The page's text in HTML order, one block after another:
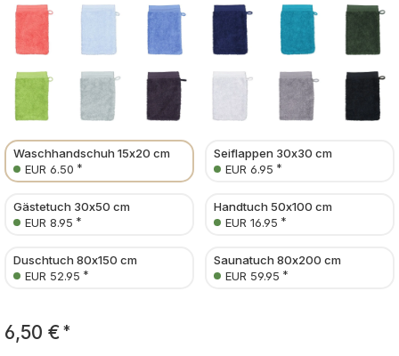
Waschhandschuh 15x20 cm
EUR 6.50 *
Seiflappen 30x30 cm
EUR 6.95 *
Gästetuch 30x50 cm
EUR 8.95 *
Handtuch 50x100 cm
EUR 16.95 *
Duschtuch 80x150 cm
EUR 52.95 *
Saunatuch 80x200 cm
EUR 59.95 *
6,50 € *